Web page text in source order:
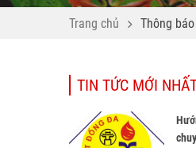
Trang chủ Thông báo
TIN TỨC MỚI